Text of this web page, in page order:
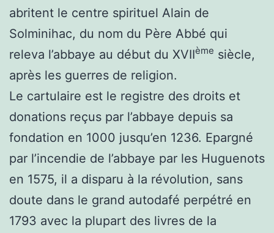
abritent le centre spirituel Alain de
Solminihac, du nom du Père Abbé qui
releva l’abbaye au début du XVIIème siècle,
après les guerres de religion.
Le cartulaire est le registre des droits et
donations reçus par l’abbaye depuis sa
fondation en 1000 jusqu’en 1236. Epargné
par l’incendie de l’abbaye par les Huguenots
en 1575, il a disparu à la révolution, sans
doute dans le grand autodafé perpétré en
1793 avec la plupart des livres de la